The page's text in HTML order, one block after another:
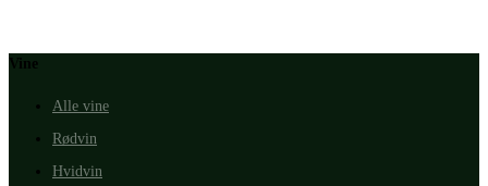
Vine
Alle vine
Rødvin
Hvidvin